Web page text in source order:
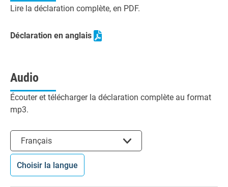
Lire la déclaration complète, en PDF.
Déclaration en anglais
Audio
Écouter et télécharger la déclaration complète au format
mp3.
Choisir la langue
Français
Choisir la langue